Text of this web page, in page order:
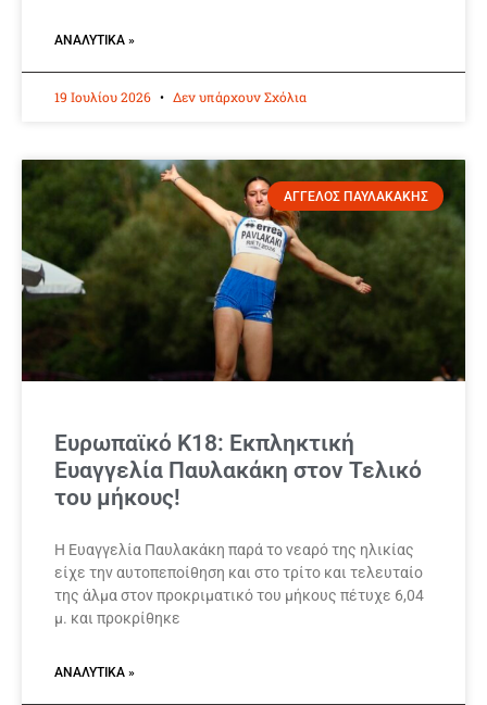
ΑΝΑΛΥΤΙΚΆ »
19 Ιουλίου 2026 Δεν υπάρχουν Σχόλια
ΑΓΓΕΛΟΣ ΠΑΥΛΑΚΑΚΗΣ
Ευρωπαϊκό Κ18: Εκπληκτική
Ευαγγελία Παυλακάκη στον Τελικό
του μήκους!
Η Ευαγγελία Παυλακάκη παρά το νεαρό της ηλικίας
είχε την αυτοπεποίθηση και στο τρίτο και τελευταίο
της άλμα στον προκριματικό του μήκους πέτυχε 6,04
μ. και προκρίθηκε
ΑΝΑΛΥΤΙΚΆ »